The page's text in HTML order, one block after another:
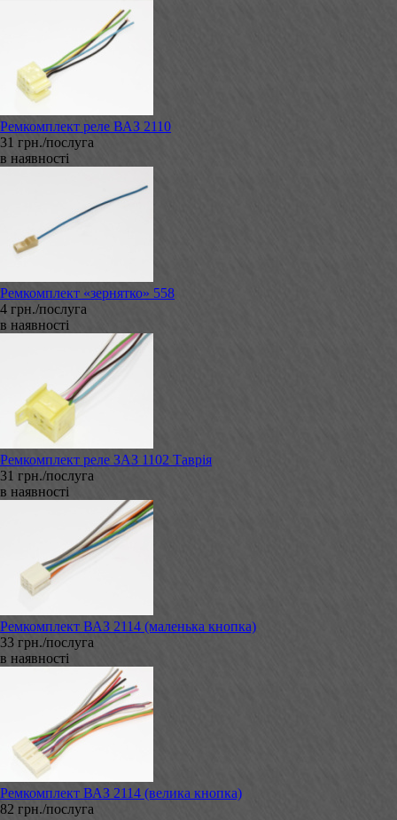
Ремкомплект реле ВАЗ 2110
31 грн./послуга
в наявності
Ремкомплект «зернятко» 558
4 грн./послуга
в наявності
Ремкомплект реле ЗАЗ 1102 Таврія
31 грн./послуга
в наявності
Ремкомплект ВАЗ 2114 (маленька кнопка)
33 грн./послуга
в наявності
Ремкомплект ВАЗ 2114 (велика кнопка)
82 грн./послуга